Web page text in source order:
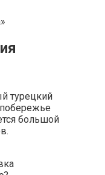
турецкий
побережье
большой